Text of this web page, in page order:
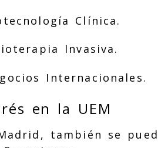
Clínica.
Invasiva.
Internacionales.
en la UEM
también se